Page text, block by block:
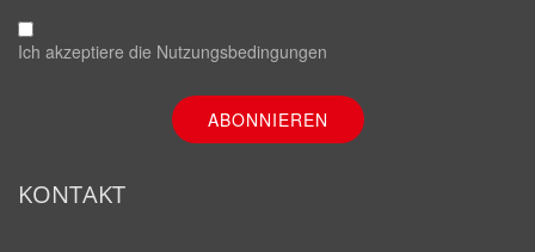
Ich akzeptiere die Nutzungsbedingungen
KONTAKT